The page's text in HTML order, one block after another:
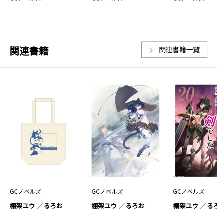
関連書籍 関連書籍一覧
GCノベルズ
棚架ユウ るろお
GCノベルズ
棚架ユウ るろお
GCノベルズ
棚架ユウ る